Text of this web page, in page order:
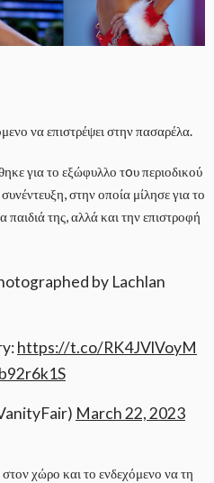
να επιστρέψει στην πασαρέλα.
για το εξώφυλλο τoυ περιοδικού
στην οποία μίλησε για το
παιδιά της, αλλά και την επιστροφή
by Lachlan
https://t.co/RK4JVlVoyM
March 22, 2023
χώρο και το ενδεχόμενο να τη